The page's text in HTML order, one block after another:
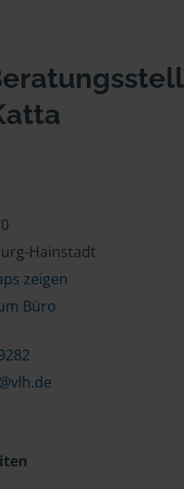
Hainstadt
zeigen
Büro